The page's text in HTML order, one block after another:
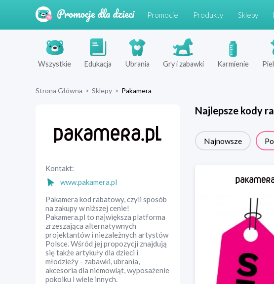
Promocje Produkty Sklepy
Wszystkie Edukacja Ubrania Gry i zabawki Karmienie
Strona Główna > Sklepy > Pakamera
Kontakt:
www.pakamera.pl
Pakamera kod rabatowy, czyli sposób
na zakupy w niższej cenie!
Pakamera.pl to największa platforma
zrzeszająca alternatywnych
projektantów i niezależnych artystów
Polsce. Wśród jej propozycji znajdują
się także artykuły dla dzieci i
młodzieży - zabawki, ubrania,
akcesoria dla niemowląt, wyposażenie
pokoiku i wiele innych.
Najlepsze kody
Najnowsze